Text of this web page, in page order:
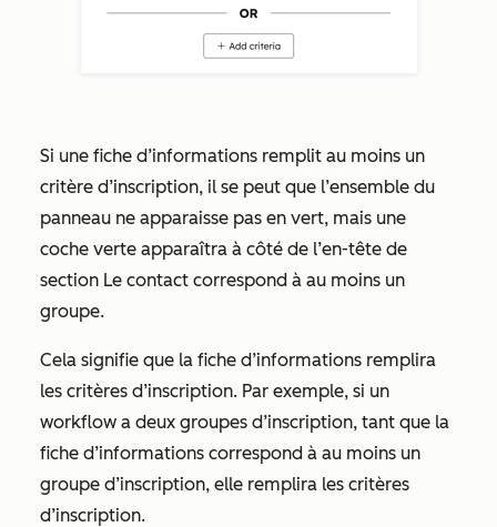
Si une fiche d’informations remplit au moins un
critère d’inscription, il se peut que l’ensemble du
panneau ne apparaisse pas en vert, mais une
coche verte apparaîtra à côté de l’en-tête de
section Le contact correspond à au moins un
groupe.
Cela signifie que la fiche d’informations remplira
les critères d’inscription. Par exemple, si un
workflow a deux groupes d’inscription, tant que la
fiche d’informations correspond à au moins un
groupe d’inscription, elle remplira les critères
d’inscription.